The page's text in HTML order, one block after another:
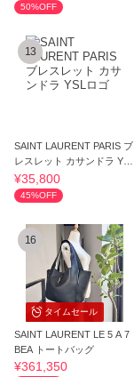
50%OFF
13
SAINT LAURENT PARIS ブ
レスレット カサンドラ YS
Lロゴ
¥35,800
45%OFF
タイムセール
16
SAINT LAURENT LE 5 A 7
BEA トートバッグ
¥361,350